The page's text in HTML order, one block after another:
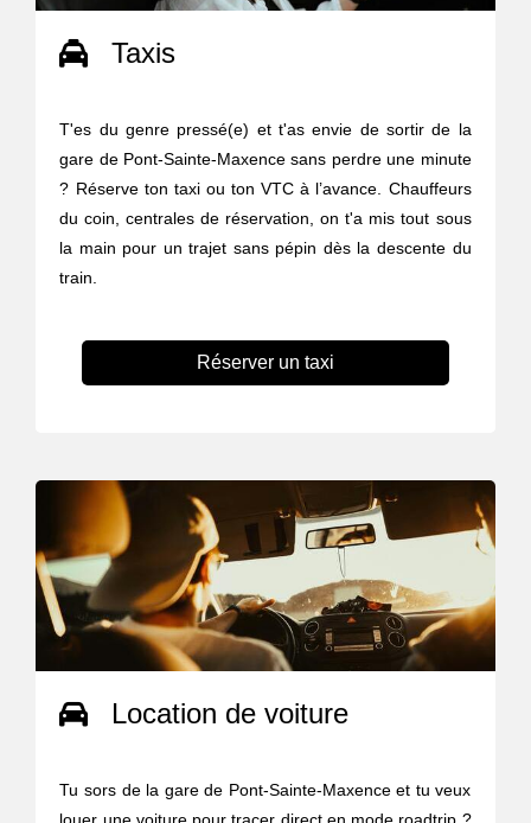
Taxis
T'es du genre pressé(e) et t'as envie de sortir de la
gare de Pont-Sainte-Maxence sans perdre une minute
? Réserve ton taxi ou ton VTC à l’avance. Chauffeurs
du coin, centrales de réservation, on t'a mis tout sous
la main pour un trajet sans pépin dès la descente du
train.
Réserver un taxi
Location de voiture
Tu sors de la gare de Pont-Sainte-Maxence et tu veux